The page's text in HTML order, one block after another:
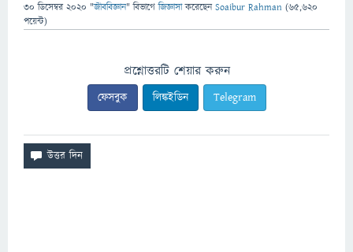
30 ডিসেম্বর 2020 "জীববিজ্ঞান" বিভাগে জিজ্ঞাসাকরেছেনSoaibur Rahman (65,620
পয়েন্ট)
প্রশ্নোত্তরটি শেয়ার করুন
ফেসবুক লিঙ্কইডিন Telegram